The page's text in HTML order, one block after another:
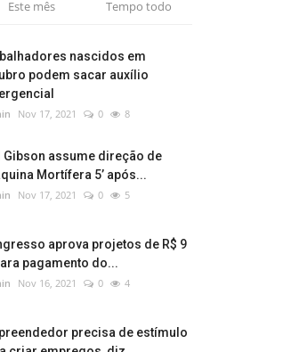
Este mês Tempo todo
nascidos em
podem sacar auxílio
Nov 17, 2021 0 8
Gibson assume direção de
Mortífera 5’ após...
Nov 17, 2021 0 5
aprova projetos de R$ 9
pagamento do...
Nov 16, 2021 0 4
precisa de estímulo